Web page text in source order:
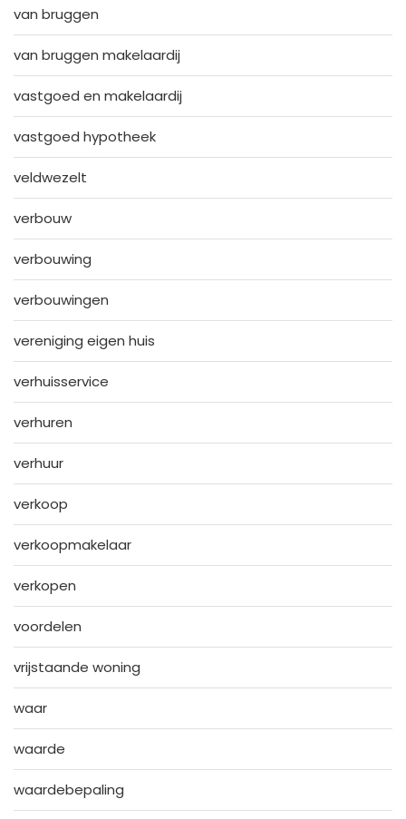
van bruggen
van bruggen makelaardij
vastgoed en makelaardij
vastgoed hypotheek
veldwezelt
verbouw
verbouwing
verbouwingen
vereniging eigen huis
verhuisservice
verhuren
verhuur
verkoop
verkoopmakelaar
verkopen
voordelen
vrijstaande woning
waar
waarde
waardebepaling